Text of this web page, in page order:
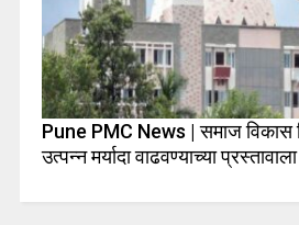
Pune PMC News | समाज विकास
उत्पन्न मर्यादा वाढवण्याच्या